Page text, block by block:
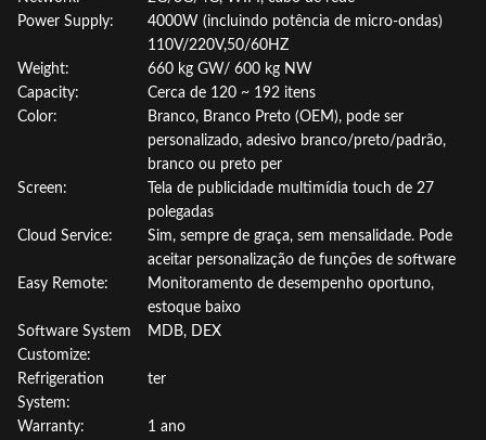
Power Supply:
4000W (incluindo potência de micro-ondas)
110V/220V,50/60HZ
Weight:
660 kg GW/ 600 kg NW
Capacity:
Cerca de 120 ~ 192 itens
Color:
Branco, Branco Preto (OEM), pode ser
personalizado, adesivo branco/preto/padrão,
branco ou preto per
Screen:
Tela de publicidade multimídia touch de 27
polegadas
Cloud Service:
Sim, sempre de graça, sem mensalidade. Pode
aceitar personalização de funções de software
Easy Remote:
Monitoramento de desempenho oportuno,
estoque baixo
Software System
Customize:
MDB, DEX
Refrigeration
System:
ter
Warranty: 1 ano